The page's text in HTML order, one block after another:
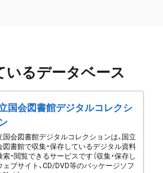
いるデータベース
国会図書館デジタルコレクシ
国会図書館デジタルコレクションは、国立
図書館で収集・保存しているデジタル資料
索・閲覧できるサービスです（収集・保存し
ェブサイト、CD/DVD等のパッケージソフ